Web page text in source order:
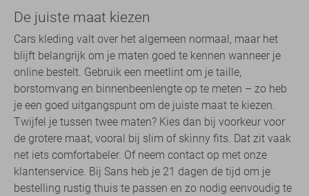
De juiste maat kiezen
Cars kleding valt over het algemeen normaal, maar het
blijft belangrijk om je maten goed te kennen wanneer je
online bestelt. Gebruik een meetlint om je taille,
borstomvang en binnenbeenlengte op te meten – zo heb
je een goed uitgangspunt om de juiste maat te kiezen.
Twijfel je tussen twee maten? Kies dan bij voorkeur voor
de grotere maat, vooral bij slim of skinny fits. Dat zit vaak
net iets comfortabeler. Of neem contact op met onze
klantenservice. Bij Sans heb je 21 dagen de tijd om je
bestelling rustig thuis te passen en zo nodig eenvoudig te